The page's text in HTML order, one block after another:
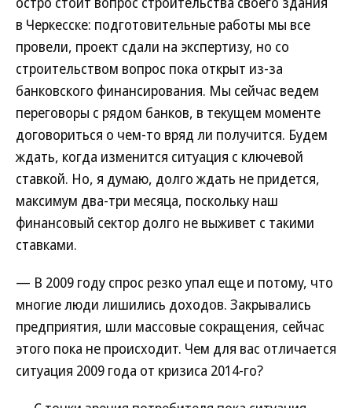
в Черкесске: подготовительные работы мы все
провели, проект сдали на экспертизу, но со
строительством вопрос пока открыт из-за
банковского финансирования. Мы сейчас ведем
переговоры с рядом банков, в текущем моменте
договориться о чем-то вряд ли получится. Будем
ждать, когда изменится ситуация с ключевой
ставкой. Но, я думаю, долго ждать не придется,
максимум два-три месяца, поскольку наш
финансовый сектор долго не выживет с такими
ставками.
— В 2009 году спрос резко упал еще и потому, что
многие люди лишились доходов. Закрывались
предприятия, шли массовые сокращения, сейчас
этого пока не происходит. Чем для вас отличается
ситуация 2009 года от кризиса 2014-го?